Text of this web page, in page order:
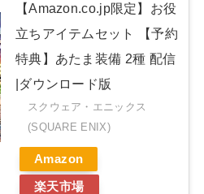
【Amazon.co.jp限定】お役
立ちアイテムセット 【予約
特典】あたま装備 2種 配信
|ダウンロード版
スクウェア・エニックス
(SQUARE ENIX)
Amazon
楽天市場